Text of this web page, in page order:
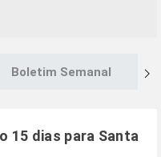
Boletim Semanal
15 dias para Santa